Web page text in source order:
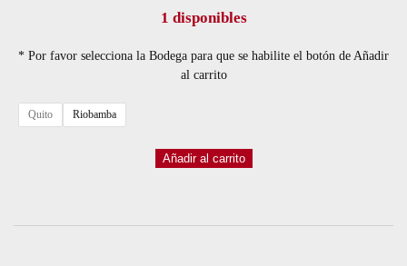
1 disponibles
* Por favor selecciona la Bodega para que se habilite el botón de Añadir
al carrito
Quito Riobamba
PAR
Añadir al carrito